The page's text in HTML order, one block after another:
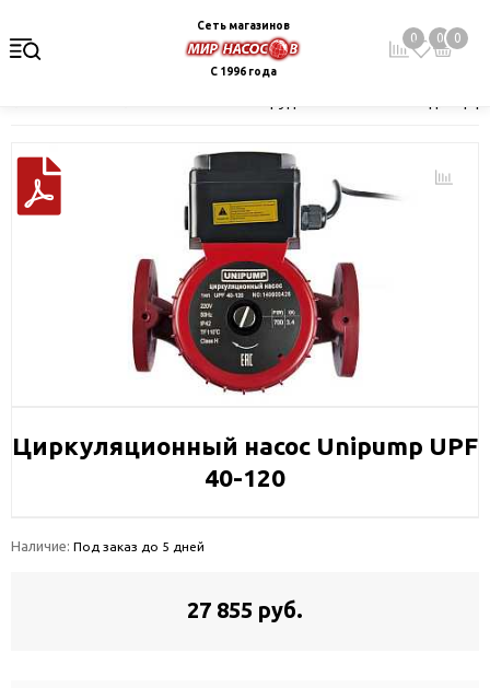
Сеть магазинов
С 1996 года
0 0 0
Циркуляционный насос Unipump UPF
40-120
Наличие: Под заказ до 5 дней
27 855 руб.